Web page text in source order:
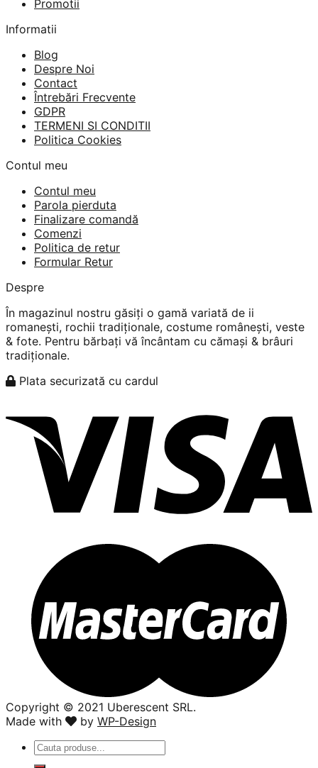
Promotii
Informatii
Blog
Despre Noi
Contact
Întrebări Frecvente
GDPR
TERMENI SI CONDITII
Politica Cookies
Contul meu
Contul meu
Parola pierduta
Finalizare comandă
Comenzi
Politica de retur
Formular Retur
Despre
În magazinul nostru găsiți o gamă variată de ii
romanești, rochii tradiționale, costume românești, veste
& fote. Pentru bărbați vă încântam cu cămași & brâuri
tradiționale.
Plata securizată cu cardul
Copyright ©️ 2021 Uberescent SRL.
Made with
by WP-Design
Caută
după: